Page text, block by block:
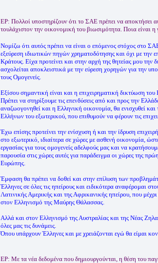
ΕΡ: Πολλοί υποστηρίζουν ότι το ΣΑΕ πρέπει να αποκτήσει
τουλάχιστον την οικονομική του βιωσιμότητα. Ποια είναι
Νομίζω ότι αυτός πρέπει να είναι ο επόμενος στόχος στο
εξεύρεση ιδιωτικών πηγών χρηματοδότησης και όχι με την
Κράτους. Είχα προτείνει και στην αρχή της θητείας μου την
ασχολείται αποκλειστικά με την εύρεση χορηγών για την
τους Ομογενείς.
Εξίσου σημαντική είναι και η επιχειρηματική δικτύωση
Πρέπει να στηρίξουμε τις επενδύσεις από και προς την
αναζωογονηθεί και η Ελληνική οικονομία, θα ενισχυθεί
Ελλήνων του εξωτερικού, που επιθυμούν να φέρουν τις
Έχω επίσης προτείνει την ενίσχυση ή και την ίδρυση
στο εξωτερικό, ιδιαίτερα σε χώρες με ασθενή οικονομία,
εργασίας για τους ομογενείς αδελφούς μας και να
παρουσία στις χώρες αυτές για παράδειγμα οι χώρες της
Ευρώπης.
Έμφαση θα πρέπει να δοθεί και στην επίλυση των
Έλληνες σε όλες τις ηπείρους και ειδικότερα αναφέρομαι
Λατινικής Αμερικής και της Αφρικανικής ηπείρου, που
στον Ελληνισμό της Μαύρης Θάλασσας.
Αλλά και στον Ελληνισμό της Αυστραλίας και της Νέας
όλες μας τις δυνάμεις.
Όπου υπάρχουν Έλληνες και με χρειάζονται εγώ θα είμαι
ΕΡ: Με τα νέα δεδομένα που δημιουργούνται, η θέση του